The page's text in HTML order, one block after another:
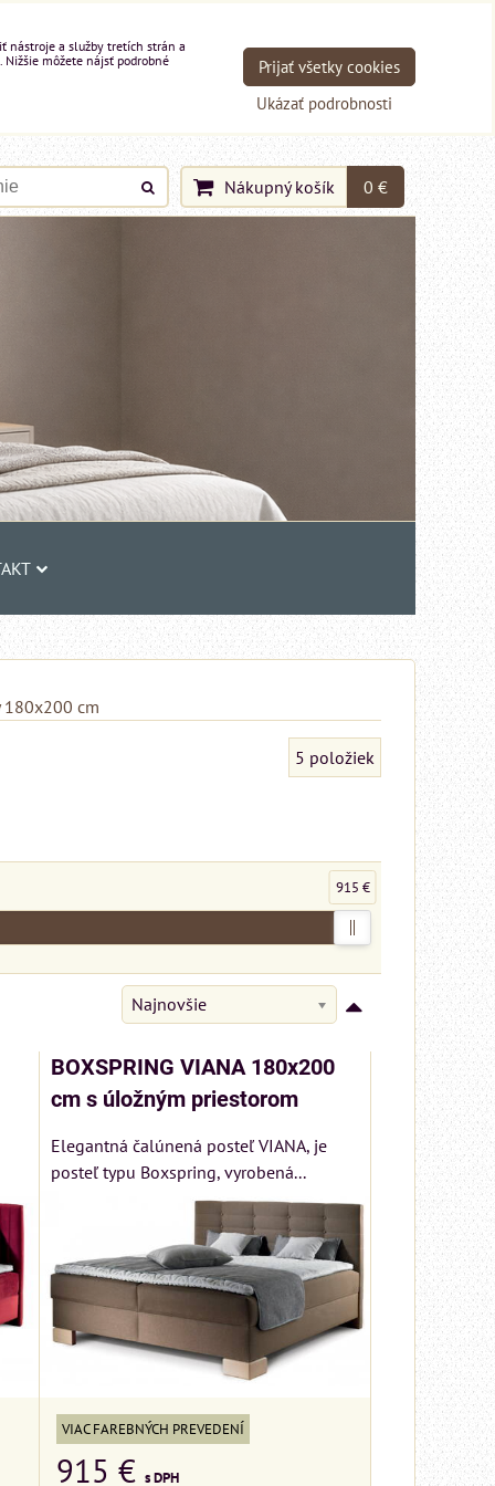
Nákupný košík 0 €
180x200 cm
5 položiek
915 €
Najnovšie
BOXSPRING VIANA 180x200
cm s úložným priestorom
Elegantná čalúnená posteľ VIANA, je
posteľ typu Boxspring, vyrobená...
VIAC FAREBNÝCH PREVEDENÍ
915 €s DPH
Matrac MIZAR od
talianskeho systému
nástroje a služby tretích strán a
môžete nájsť podrobné
Ukázať podrobnosti
Prijať všetky cookies